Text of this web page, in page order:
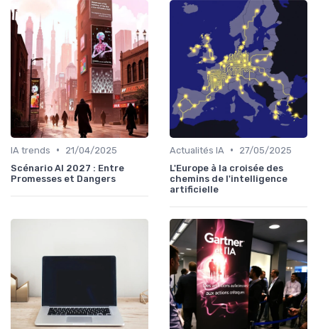
IA trends •
21/04/2025
Scénario AI 2027 : Entre
Promesses et Dangers
Actualités IA •
27/05/2025
L'Europe à la croisée des
chemins de l'intelligence
artificielle